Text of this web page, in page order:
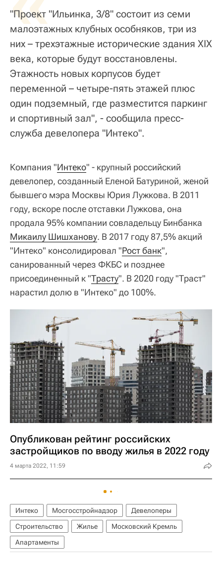
"Проект "Ильинка, 3/8" состоит из семи
малоэтажных клубных особняков, три из
них – трехэтажные исторические здания XIX
века, которые будут восстановлены.
Этажность новых корпусов будет
переменной – четыре-пять этажей плюс
один подземный, где разместится паркинг
и спортивный зал", - сообщила пресс-
служба девелопера "Интеко".
Компания "Интеко" - крупный российский
девелопер, созданный Еленой Батуриной, женой
бывшего мэра Москвы Юрия Лужкова. В 2011
году, вскоре после отставки Лужкова, она
продала 95% компании совладельцу Бинбанка
Микаилу Шишханову. В 2017 году 87,5% акций
"Интеко" консолидировал "Рост банк",
санированный через ФКБС и позднее
присоединенный к "Трасту". В 2020 году "Траст"
нарастил долю в "Интеко" до 100%.
Опубликован рейтинг российских
застройщиков по вводу жилья в 2022 году
4 марта 2022, 11:59
Интеко Мосгосстройнадзор
Девелоперы
Строительство
Жилье
Московский Кремль
Апартаменты